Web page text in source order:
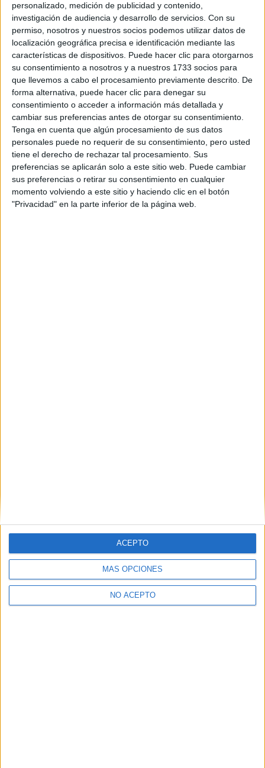
personalizado, medición de publicidad y contenido,
investigación de audiencia y desarrollo de servicios. Con su
permiso, nosotros y nuestros socios podemos utilizar datos de
localización geográfica precisa e identificación mediante las
características de dispositivos. Puede hacer clic para otorgarnos
su consentimiento a nosotros y a nuestros 1733 socios para
que llevemos a cabo el procesamiento previamente descrito. De
forma alternativa, puede hacer clic para denegar su
consentimiento o acceder a información más detallada y
cambiar sus preferencias antes de otorgar su consentimiento.
Tenga en cuenta que algún procesamiento de sus datos
personales puede no requerir de su consentimiento, pero usted
tiene el derecho de rechazar tal procesamiento. Sus
preferencias se aplicarán solo a este sitio web. Puede cambiar
sus preferencias o retirar su consentimiento en cualquier
momento volviendo a este sitio y haciendo clic en el botón
"Privacidad" en la parte inferior de la página web.
MÁS OPCIONES
NO ACEPTO
ACEPTO
Soy:*
Chico
Chica
¿En qué año terminas (o terminaste) bachillerato o FP?
Soy estudiante de:*
Términos y Condiciones de Uso
Aceptolos Términos y Condicionesde uso*
Y como regalo de agradecimiento, por registrarte te daremos
gratis una copia de nuestro ebook con 100 consejos para tu
primer año de universidad